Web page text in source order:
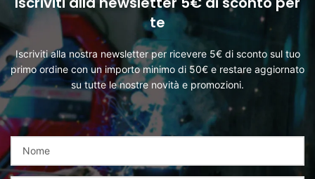
te
Iscriviti alla nostra newsletter per ricevere 5€ di sconto sul tuo
primo ordine con un importo minimo di 50€ e restare aggiornato
su tutte le nostre novità e promozioni.